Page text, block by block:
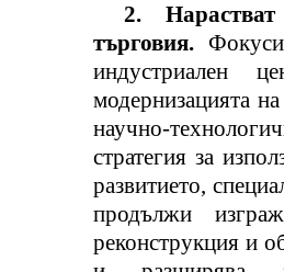
2.
търговия.
индустриален
модернизацията
научно-
стратегия за
развитието,
продължи
реконструкция и